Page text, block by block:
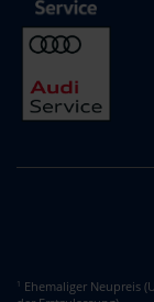
1 Ehemaliger Neupreis